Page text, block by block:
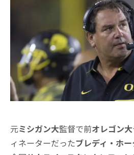
元ミシガン大監督で前オレゴン大
ィネーターだったブレディ・ホー